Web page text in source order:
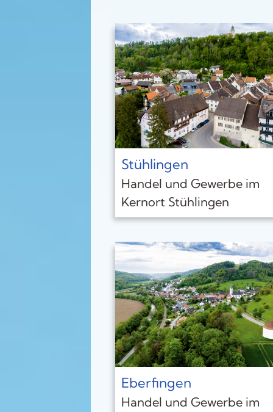
Stühlingen
Handel und Gewerbe im
Kernort Stühlingen
Eberfingen
Handel und Gewerbe im